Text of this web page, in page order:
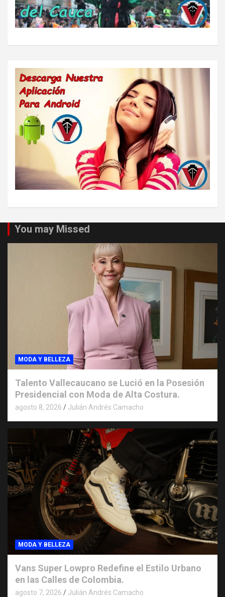
You may Missed
MODA Y BELLEZA
Talento Vallecaucano se Lució en la Posesión
Presidencial con Moda de Alta Costura.
agosto 8, 2026 Julián Andrés Camacho
MODA Y BELLEZA
Vans Super Lowpro Redefine el Estilo Urbano
en las Calles de Colombia.
agosto 7, 2026 Julián Andrés Camacho